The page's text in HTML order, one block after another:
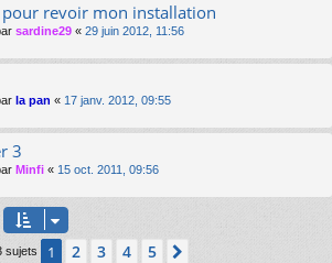
revoir mon installation
sardine29 « 29 juin 2012, 11:56
la pan « 17 janv. 2012, 09:55
3
Minfi « 15 oct. 2011, 09:56
sujets 1 2 3 4 5